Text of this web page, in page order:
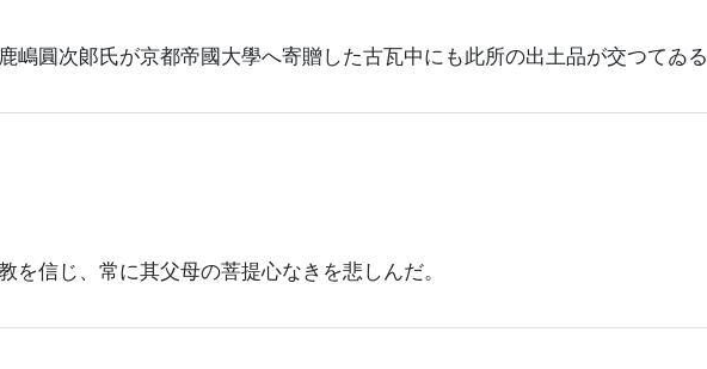
嶋圓次郞氏が京都帝國大學へ寄贈した古瓦中にも此所の出土品が交つてゐる
を信じ、常に其父母の菩提心なきを悲しんだ。